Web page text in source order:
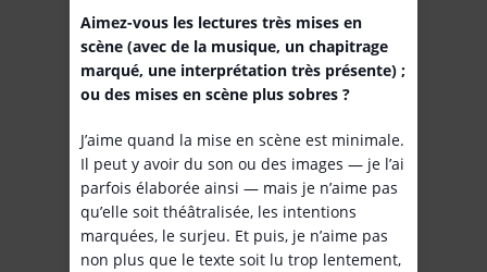
Aimez-vous les lectures très mises en
scène (avec de la musique, un chapitrage
marqué, une interprétation très présente) ;
ou des mises en scène plus sobres ?
J’aime quand la mise en scène est minimale.
Il peut y avoir du son ou des images — je l’ai
parfois élaborée ainsi — mais je n’aime pas
qu’elle soit théâtralisée, les intentions
marquées, le surjeu. Et puis, je n’aime pas
non plus que le texte soit lu trop lentement,